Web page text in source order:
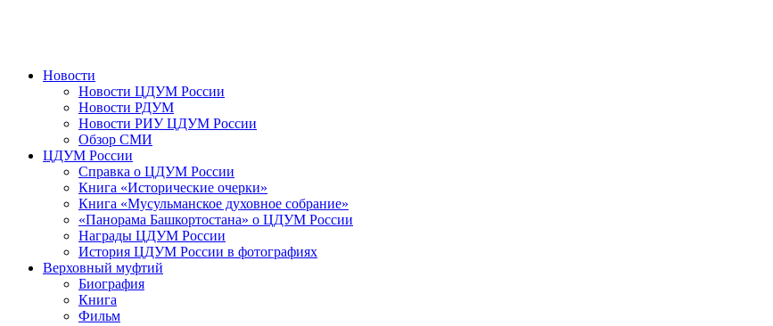
Новости
Новости ЦДУМ России
Новости РДУМ
Новости РИУ ЦДУМ России
Обзор СМИ
ЦДУМ России
Справка о ЦДУМ России
Книга «Исторические очерки»
Книга «Мусульманское духовное собрание»
«Панорама Башкортостана» о ЦДУМ России
Награды ЦДУМ России
История ЦДУМ России в фотографиях
Верховный муфтий
Биография
Книга
Фильм